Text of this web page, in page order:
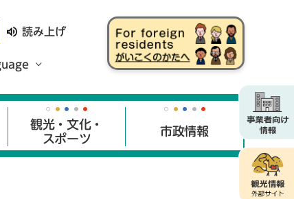
読み上げ
観光・文化・
スポーツ
市政情報